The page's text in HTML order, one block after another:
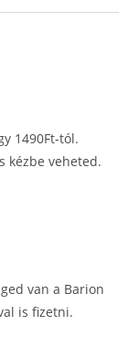
1490Ft-tól.
kézbe veheted.
van a Barion
is fizetni.